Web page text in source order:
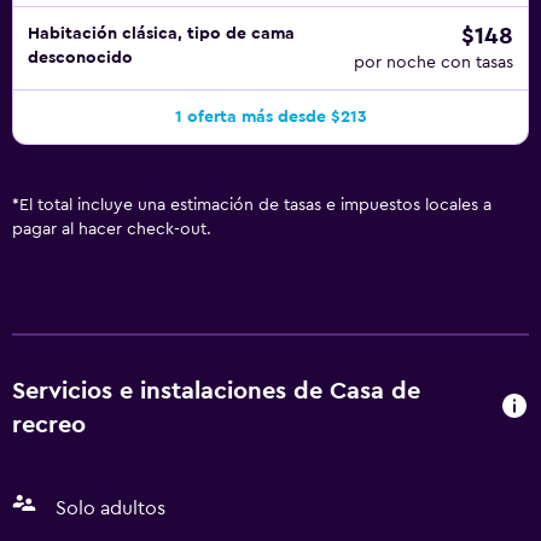
Habitación clásica, tipo de cama
desconocido
$148
por noche con tasas
1 oferta más desde $213
* El total incluye una estimación de tasas e impuestos locales a
pagar al hacer check-out.
Servicios e instalaciones de Casa de
recreo
Solo adultos